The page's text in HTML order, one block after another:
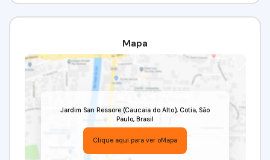
Mapa
Jardim San Ressore (Caucaia do Alto), Cotia, São
Paulo, Brasil
Clique aqui para ver oMapa